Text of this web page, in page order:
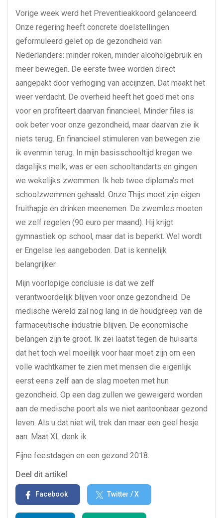
Vorige week werd het Preventieakkoord gelanceerd.
Onze regering heeft concrete doelstellingen
geformuleerd gelet op de gezondheid van
Nederlanders: minder roken, minder alcoholgebruik en
meer bewegen. De eerste twee worden direct
aangepakt door verhoging van accijnzen. Dat maakt het
weer verdacht. De overheid heeft het goed met ons
voor en profiteert daarvan financieel. Minder files is
ook beter voor onze gezondheid, maar daarvan zie ik
niets terug. En financieel stimuleren van bewegen zie
ik evenmin terug. In mijn basisschooltijd kregen we
dagelijks melk, was er een schooltandarts en gingen
we wekelijks zwemmen. Ik heb twee diploma's met
schoolzwemmen gehaald. Onze Thijs moet zijn eigen
fruithapje en drinken meenemen. De zwemles moeten
we zelf regelen (90 euro per maand). Hij krijgt
gymnastiek op school, maar dat is beperkt. Wel wordt
er Engelse les aangeboden. Dat is kennelijk
belangrijker.
Mijn voorlopige conclusie is dat we zelf
verantwoordelijk blijven voor onze gezondheid. De
medische wereld zal nog lang in de houdgreep van de
farmaceutische industrie blijven. De economische
belangen zijn te groot. Ik zei laatst tegen de huisarts
dat het toch wel moeilijk voor haar moet zijn om een
volle wachtkamer te zien met mensen die eigenlijk
eerst eens zelf aan de slag moeten met hun
gezondheid. Op een dag zullen we geweigerd worden
aan de medische poort als we niet aantoonbaar gezond
leven. Als u dat niet wil, trek dan maar een geel hesje
aan. Maat XL denk ik.
Fijne feestdagen en een gezond 2018.
Deel dit artikel
Facebook Twitter / X